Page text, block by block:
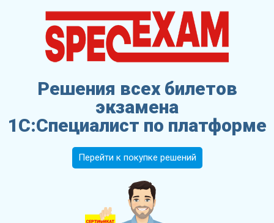
Решения всех билетов
экзамена
1С:Специалист по платформе
Перейти к покупке решений